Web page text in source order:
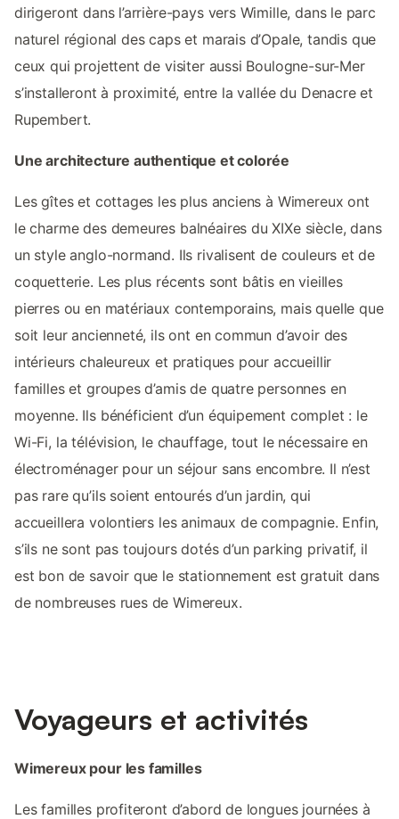
dirigeront dans l’arrière-pays vers Wimille, dans le parc
naturel régional des caps et marais d’Opale, tandis que
ceux qui projettent de visiter aussi Boulogne-sur-Mer
s’installeront à proximité, entre la vallée du Denacre et
Rupembert.
Une architecture authentique et colorée
Les gîtes et cottages les plus anciens à Wimereux ont
le charme des demeures balnéaires du XIXe siècle, dans
un style anglo-normand. Ils rivalisent de couleurs et de
coquetterie. Les plus récents sont bâtis en vieilles
pierres ou en matériaux contemporains, mais quelle que
soit leur ancienneté, ils ont en commun d’avoir des
intérieurs chaleureux et pratiques pour accueillir
familles et groupes d’amis de quatre personnes en
moyenne. Ils bénéficient d’un équipement complet : le
Wi-Fi, la télévision, le chauffage, tout le nécessaire en
électroménager pour un séjour sans encombre. Il n’est
pas rare qu’ils soient entourés d’un jardin, qui
accueillera volontiers les animaux de compagnie. Enfin,
s’ils ne sont pas toujours dotés d’un parking privatif, il
est bon de savoir que le stationnement est gratuit dans
de nombreuses rues de Wimereux.
Voyageurs et activités
Wimereux pour les familles
Les familles profiteront d’abord de longues journées à